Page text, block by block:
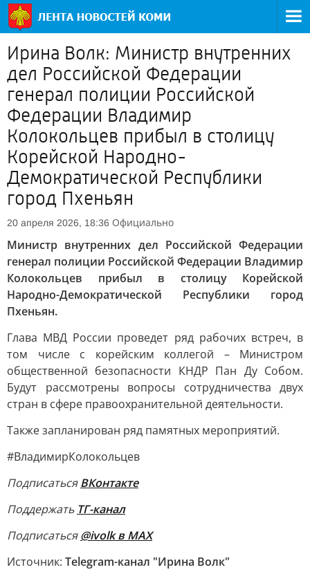
Ирина Волк: Министр внутренних
дел Российской Федерации
генерал полиции Российской
Федерации Владимир
Колокольцев прибыл в столицу
Корейской Народно-
Демократической Республики
город Пхеньян
20 апреля 2026, 18:36 Официально
Министр внутренних дел Российской Федерации
генерал полиции Российской Федерации Владимир
Колокольцев прибыл в столицу Корейской
Народно-Демократической Республики город
Пхеньян.
Глава МВД России проведет ряд рабочих встреч, в
том числе с корейским коллегой – Министром
общественной безопасности КНДР Пан Ду Собом.
Будут рассмотрены вопросы сотрудничества двух
стран в сфере правоохранительной деятельности.
Также запланирован ряд памятных мероприятий.
#ВладимирКолокольцев
Подписаться ВКонтакте
Поддержать ТГ-канал
Подписаться@ivolk в MAX
Источник: Telegram-канал "Ирина Волк"